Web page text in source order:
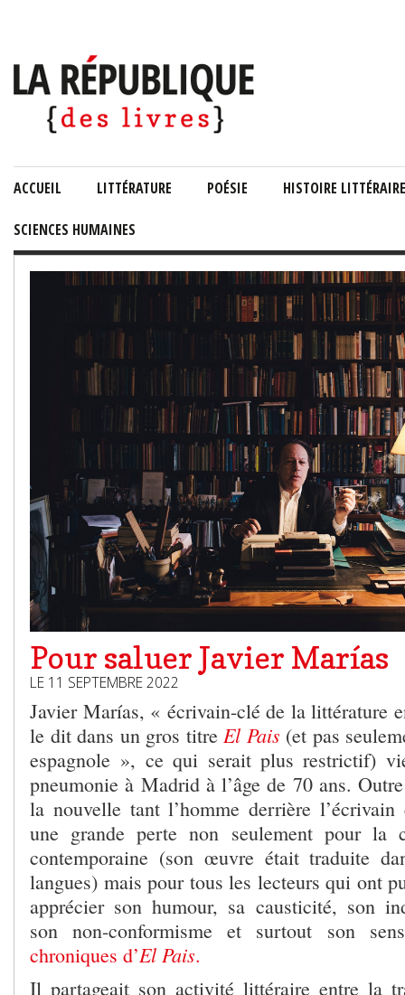
ACCUEIL LITTÉRATURE POÉSIE HISTOIRE LITTÉRAIRE
SCIENCES HUMAINES
Pour saluer Javier Marías
LE 11 SEPTEMBRE 2022
Javier Marías, « écrivain-clé de la littérature
le dit dans un gros titre El Pais (et pas
espagnole », ce qui serait plus restrictif)
pneumonie à Madrid à l’âge de 70 ans.
la nouvelle tant l’homme derrière l’écrivain
une grande perte non seulement pour la
contemporaine (son œuvre était traduite
langues) mais pour tous les lecteurs qui ont
apprécier son humour, sa causticité, son
son non-conformisme et surtout son
chroniques d’El Pais.
Il partageait son activité littéraire entre la